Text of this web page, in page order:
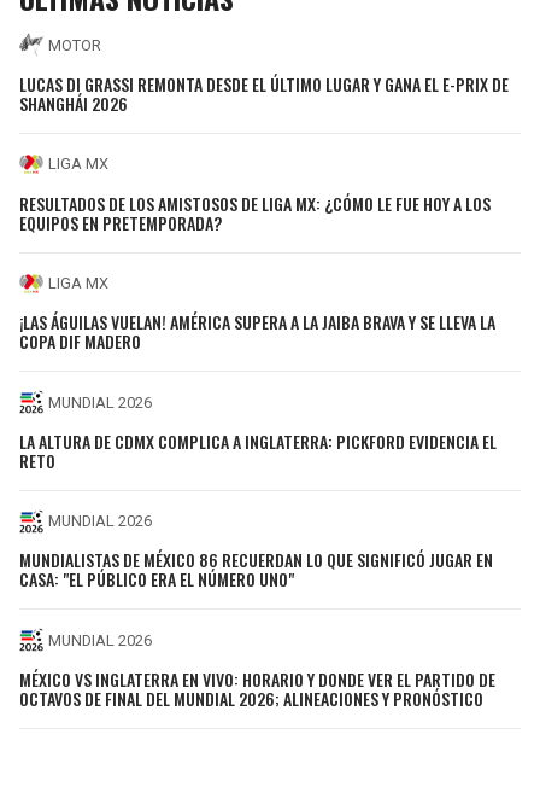
MOTOR
LUCAS DI GRASSI REMONTA DESDE EL ÚLTIMO LUGAR Y GANA EL E-PRIX DE
SHANGHÁI 2026
LIGA MX
RESULTADOS DE LOS AMISTOSOS DE LIGA MX: ¿CÓMO LE FUE HOY A LOS
EQUIPOS EN PRETEMPORADA?
LIGA MX
¡LAS ÁGUILAS VUELAN! AMÉRICA SUPERA A LA JAIBA BRAVA Y SE LLEVA LA
COPA DIF MADERO
MUNDIAL 2026
LA ALTURA DE CDMX COMPLICA A INGLATERRA: PICKFORD EVIDENCIA EL
RETO
MUNDIAL 2026
MUNDIALISTAS DE MÉXICO 86 RECUERDAN LO QUE SIGNIFICÓ JUGAR EN
CASA: "EL PÚBLICO ERA EL NÚMERO UNO"
MUNDIAL 2026
MÉXICO VS INGLATERRA EN VIVO: HORARIO Y DONDE VER EL PARTIDO DE
OCTAVOS DE FINAL DEL MUNDIAL 2026; ALINEACIONES Y PRONÓSTICO